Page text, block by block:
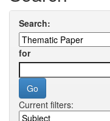
Search:
for
Current filters: